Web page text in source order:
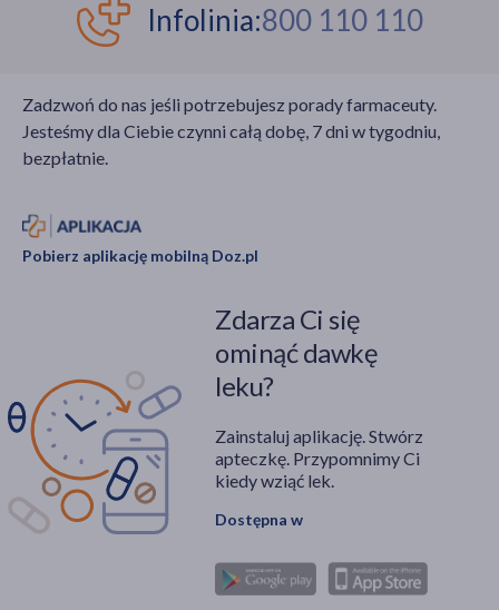
Infolinia:800 110 110
Zadzwoń do nas jeśli potrzebujesz porady farmaceuty.
Jesteśmy dla Ciebie czynni całą dobę, 7 dni w tygodniu,
bezpłatnie.
Pobierz aplikację mobilną Doz.pl
Zdarza Ci się
ominąć dawkę
leku?
Zainstaluj aplikację. Stwórz
apteczkę. Przypomnimy Ci
kiedy wziąć lek.
Dostępna w